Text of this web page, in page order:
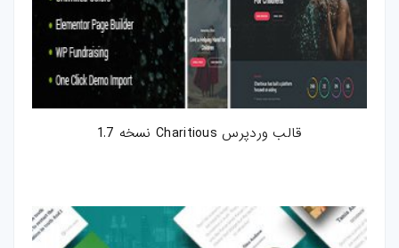
قالب وردپرس Charitious نسخه 1.7